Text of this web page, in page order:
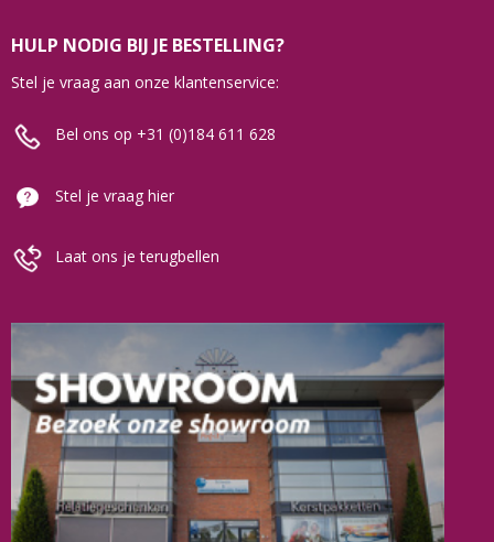
HULP NODIG BIJ JE BESTELLING?
Stel je vraag aan onze klantenservice:
Bel ons op +31 (0)184 611 628
Stel je vraag hier
Laat ons je terugbellen